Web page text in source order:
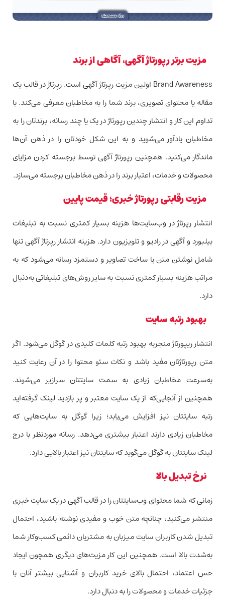
مزیت برتر رپورتاژ آگهی، آگاهی از برند
Brand Awareness اولین مزیت رپرتاژ آگهی است. رپرتاژ در قالب یک
مقاله یا محتوای تصویری، برند شما را به مخاطبان معرفی می‌کند. با
تداوم این کار و انتشار چندین رپورتاژ در یک یا چند رسانه، برندتان را به
مخاطبان یادآور می‌شوید و به این شکل خودتان را در ذهن آن‌ها
ماندگار می‌کنید. همچنین رپورتاژ آگهی توسط برجسته کردن مزایای
محصولات و خدمات، اعتبار برند را در ذهن مخاطبان برجسته می‌سازد.
مزیت رقابتی رپورتاژ خبری؛ قیمت پایین
انتشار رپرتاژ در وب‌سایت‌ها هزینه بسیار کمتری نسبت به تبلیغات
بیلبورد و آگهی در رادیو و تلویزیون دارد. هزینه انتشار رپرتاژ آگهی تنها
شامل نوشتن متن یا ساخت تصاویر و دستمزد رسانه می‌شود که به
مراتب هزینه بسیار کمتری نسبت به سایر روش‌های تبلیغاتی به‌دنبال
دارد.
بهبود رتبه سایت
انتشار ریپورتاژ منجر‌به بهبود رتبه کلمات کلیدی در گوگل می‌شود. اگر
متن رپورتاژتان مفید باشد و نکات سئو محتوا را در آن رعایت کنید
به‌سرعت مخاطبان زیادی به سمت سایتتان سرازیر می‌شوند.
همچنین از آنجایی‌که از یک سایت معتبر و پر بازدید لینک گرفته‌اید
رتبه سایتتان نیز افزایش می‌یابد؛ زیرا گوگل به سایت‌هایی که
مخاطبان زیادی دارند اعتبار بیشتری می‌دهد. رسانه موردنظر با درج
لینک سایتتان به گوگل می‌گوید که سایتتان نیز اعتبار بالایی دارد.
نرخ تبدیل بالا
زمانی که شما محتوای وب‌سایتتان را در قالب آگهی در یک سایت خبری
منتشر می‌کنید، چنانچه متن خوب و مفیدی نوشته باشید، احتمال
تبدیل شدن کاربران سایت میزبان به مشتریان دائمی کسب‌وکار شما
به‌شدت بالا است. همچنین این کار مزیت‌های دیگری همچون ایجاد
حس اعتماد، احتمال بالای خرید کاربران و آشنایی بیشتر آنان با
جزئیات خدمات و محصولات را به دنبال دارد.